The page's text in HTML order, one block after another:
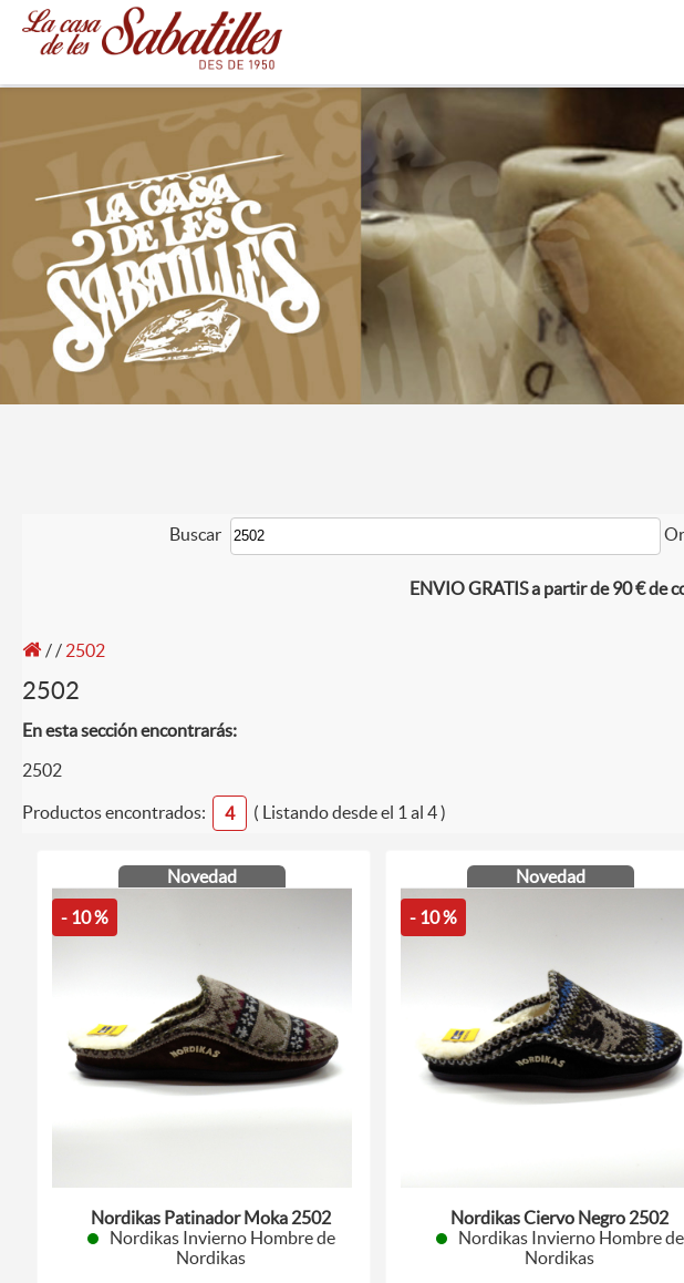
Buscar
ENVIO GRATIS a partir de 90 €
// 2502
2502
En esta sección encontrarás:
2502
Productos encontrados: 4 ( Listando desde el 1 al 4 )
Novedad
- 10 %
Nordikas Patinador Moka 2502
Nordikas Invierno Hombre de
Nordikas
Novedad
- 10 %
Nordikas Ciervo Negro 2502
Nordikas Invierno Hombre de
Nordikas